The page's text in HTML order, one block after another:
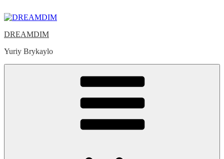
to
DREAMDIM
Yuriy Brykaylo